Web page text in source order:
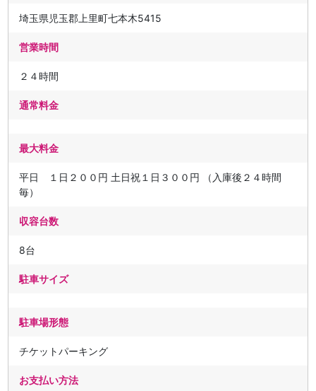
埼玉県児玉郡上里町七本木5415
営業時間
２４時間
通常料金
最大料金
平日 １日２００円 土日祝１日３００円 （入庫後２４時間
毎）
収容台数
8台
駐車サイズ
駐車場形態
チケットパーキング
お支払い方法